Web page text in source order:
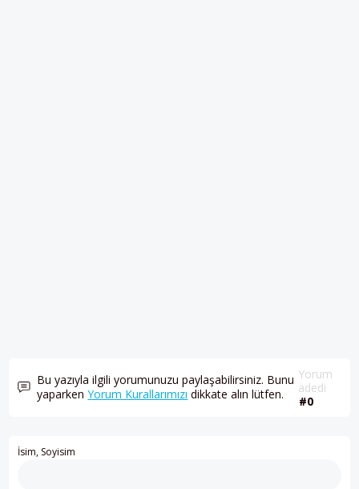
Bu yazıyla ilgili yorumunuzu paylaşabilirsiniz. Bunu
yaparkenYorum Kurallarımızı dikkate alın lütfen.
Yorum
adedi
#0
İsim, Soyisim